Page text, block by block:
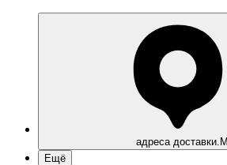
адреса доставки.
Ещё